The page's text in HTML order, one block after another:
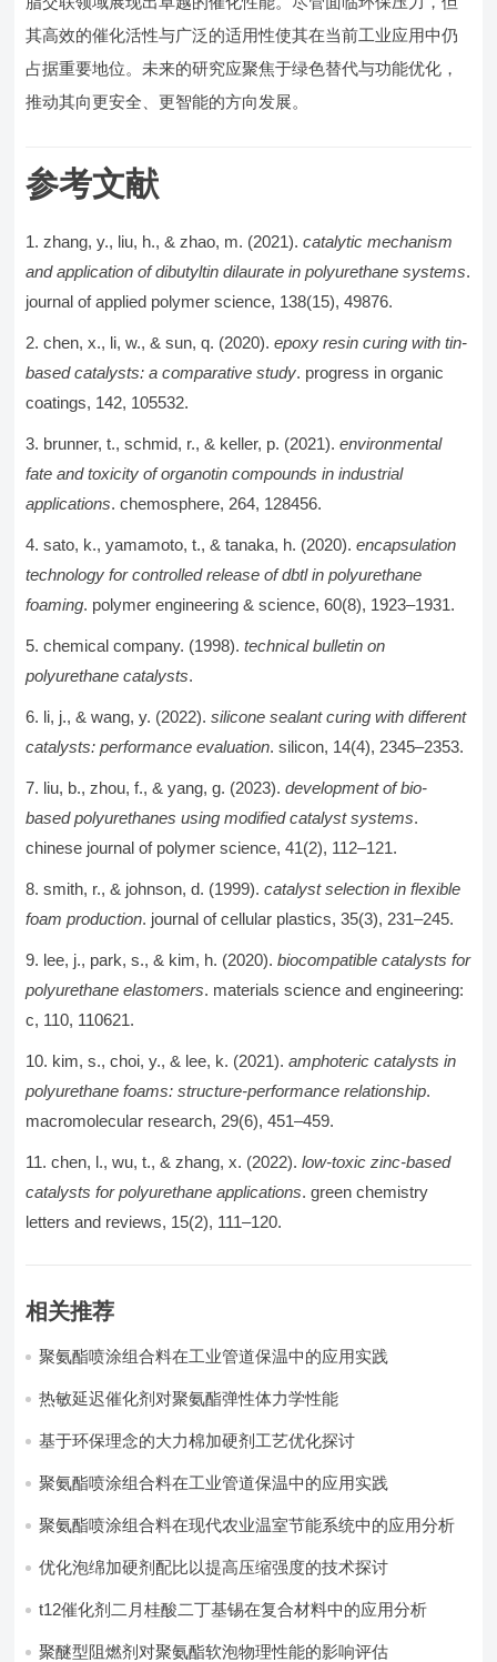
其高效的催化活性与广泛的适用性使其在当前工业应用中仍
占据重要地位。未来的研究应聚焦于绿色替代与功能优化，
推动其向更安全、更智能的方向发展。
参考文献
zhang, y., liu, h., & zhao, m. (2021).catalytic mechanism
and application of dibutyltin dilaurate in polyurethane systems.
journal of applied polymer science, 138(15), 49876.
chen, x., li, w., & sun, q. (2020).epoxy resin curing with tin-
based catalysts: a comparative study. progress in organic
coatings, 142, 105532.
brunner, t., schmid, r., & keller, p. (2021).environmental
fate and toxicity of organotin compounds in industrial
applications. chemosphere, 264, 128456.
sato, k., yamamoto, t., & tanaka, h. (2020).encapsulation
technology for controlled release of dbtl in polyurethane
foaming. polymer engineering & science, 60(8), 1923–1931.
chemical company. (1998).technical bulletin on
polyurethane catalysts.
li, j., & wang, y. (2022).silicone sealant curing with different
catalysts: performance evaluation. silicon, 14(4), 2345–2353.
liu, b., zhou, f., & yang, g. (2023).development of bio-
based polyurethanes using modified catalyst systems.
chinese journal of polymer science, 41(2), 112–121.
smith, r., & johnson, d. (1999).catalyst selection in flexible
foam production. journal of cellular plastics, 35(3), 231–245.
lee, j., park, s., & kim, h. (2020).biocompatible catalysts for
polyurethane elastomers. materials science and engineering:
c, 110, 110621.
kim, s., choi, y., & lee, k. (2021).amphoteric catalysts in
polyurethane foams: structure-performance relationship.
macromolecular research, 29(6), 451–459.
chen, l., wu, t., & zhang, x. (2022).low-toxic zinc-based
catalysts for polyurethane applications. green chemistry
letters and reviews, 15(2), 111–120.
相关推荐
聚氨酯喷涂组合料在工业管道保温中的应用实践
热敏延迟催化剂对聚氨酯弹性体力学性能
基于环保理念的大力棉加硬剂工艺优化探讨
聚氨酯喷涂组合料在工业管道保温中的应用实践
聚氨酯喷涂组合料在现代农业温室节能系统中的应用分析​
优化泡绵加硬剂配比以提高压缩强度的技术探讨
t12催化剂二月桂酸二丁基锡在复合材料中的应用分析
聚醚型阻燃剂对聚氨酯软泡物理性能的影响评估​